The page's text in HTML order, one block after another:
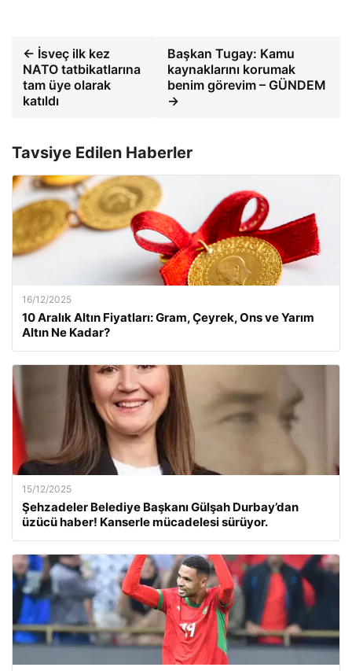
← İsveç ilk kez
NATO tatbikatlarına
tam üye olarak
katıldı
Başkan Tugay: Kamu
kaynaklarını korumak
benim görevim – GÜNDEM
→
Tavsiye Edilen Haberler
16/12/2025
10 Aralık Altın Fiyatları: Gram, Çeyrek, Ons ve Yarım
Altın Ne Kadar?
15/12/2025
Şehzadeler Belediye Başkanı Gülşah Durbay’dan
üzücü haber! Kanserle mücadelesi sürüyor.